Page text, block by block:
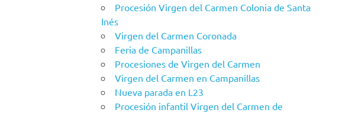
Procesión Virgen del Carmen Colonia de Santa
Inés
Virgen del Carmen Coronada
Feria de Campanillas
Procesiones de Virgen del Carmen
Virgen del Carmen en Campanillas
Nueva parada en L23
Procesión infantil Virgen del Carmen de